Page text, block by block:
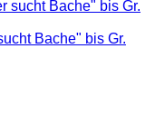
Bache" bis Gr.